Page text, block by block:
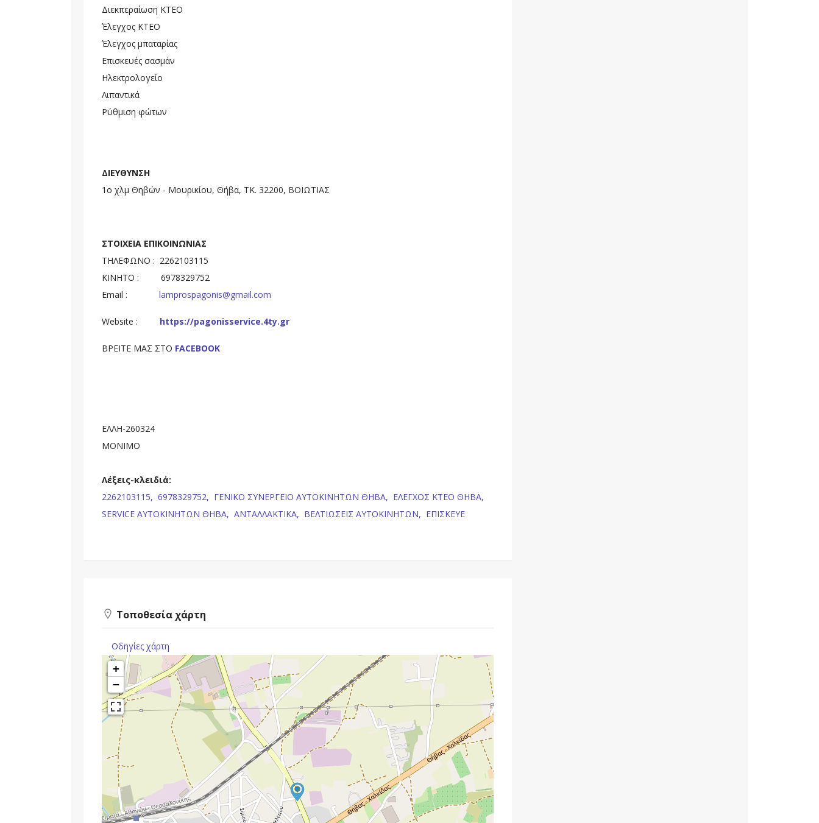
Διεκπεραίωση ΚΤΕΟ
Έλεγχος ΚΤΕΟ
Έλεγχος μπαταρίας
Επισκευές σασμάν
Ηλεκτρολογείο
Λιπαντικά
Ρύθμιση φώτων
ΔΙΕΥΘΥΝΣΗ
1ο χλμ Θηβών - Μουρικίου, Θήβα, ΤΚ. 32200, ΒΟΙΩΤΙΑΣ
ΣΤΟΙΧΕΙΑ ΕΠΙΚΟΙΝΩΝΙΑΣ
ΤΗΛΕΦΩΝΟ : 2262103115
ΚΙΝΗΤΟ : 6978329752
Email : lamprospagonis@gmail.com
Website : https://pagonisservice.4ty.gr
ΒΡΕΙΤΕ ΜΑΣ ΣΤΟ FACEBOOK
ΕΛΛΗ-260324
ΜΟΝΙΜΟ
Λέξεις-κλειδιά:
2262103115, 6978329752, ΓΕΝΙΚΟ ΣΥΝΕΡΓΕΙΟ ΑΥΤΟΚΙΝΗΤΩΝ ΘΗΒΑ, ΕΛΕΓΧΟΣ ΚΤΕΟ ΘΗΒΑ,
SERVICE ΑΥΤΟΚΙΝΗΤΩΝ ΘΗΒΑ, ΑΝΤΑΛΛΑΚΤΙΚΑ, ΒΕΛΤΙΩΣΕΙΣ ΑΥΤΟΚΙΝΗΤΩΝ, ΕΠΙΣΚΕΥΕ
Τοποθεσία χάρτη
Οδηγίες χάρτη
+
−